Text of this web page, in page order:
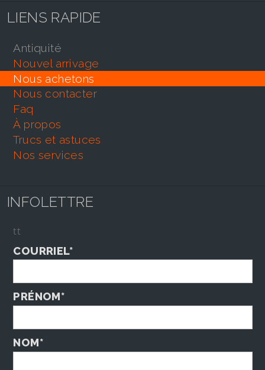
LIENS RAPIDE
antiquité
nouvel arrivage
nous achetons
nous contacter
faq
À propos
trucs et astuces
nos services
INFOLETTRE
tt
COURRIEL*
PRÉNOM*
NOM*